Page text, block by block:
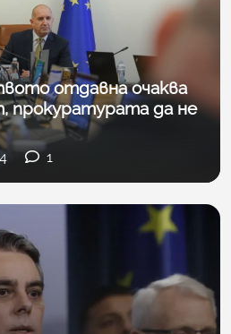
отдавна очаква
прокуратурата да не
1